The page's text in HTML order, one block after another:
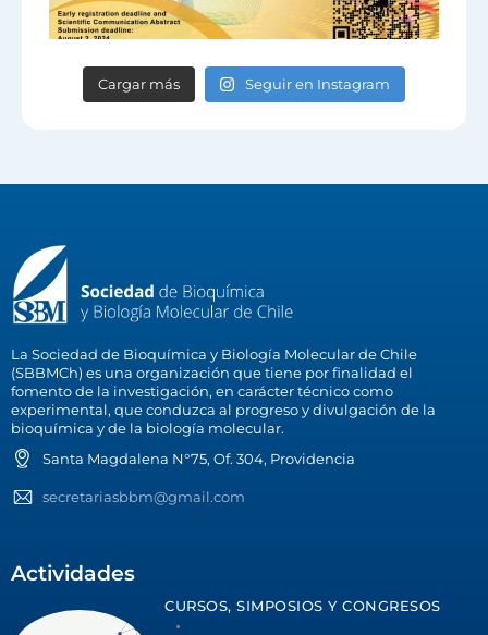
Cargar más Seguir en Instagram
La Sociedad de Bioquímica y Biología Molecular de Chile
(SBBMCh) es una organización que tiene por finalidad el
fomento de la investigación, en carácter técnico como
experimental, que conduzca al progreso y divulgación de la
bioquímica y de la biología molecular.
Santa Magdalena N°75, Of. 304, Providencia
secretariasbbm@gmail.com
Actividades
CURSOS, SIMPOSIOS Y CONGRESOS